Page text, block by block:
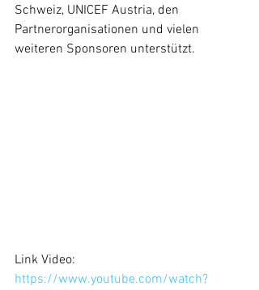
Schweiz, UNICEF Austria, den
Partnerorganisationen und vielen
weiteren Sponsoren unterstützt.
Link Video:
https://www.youtube.com/watch?